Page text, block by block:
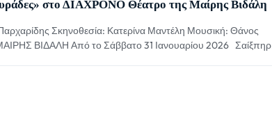
στο ΔΙΑΧΡΟΝΟ Θέατρο της Μαίρης Βιδάλη
Σκηνοθεσία: Κατερίνα Μαντέλη Μουσική: Θάνος
ΒΙΔΑΛΗ Από το Σάββατο 31 Ιανουαρίου 2026 Σαίξπηρ